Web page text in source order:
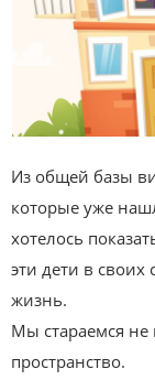
Из общей базы
которые уже
хотелось
эти дети в своих
жизнь.
Мы стараемся не
пространство.